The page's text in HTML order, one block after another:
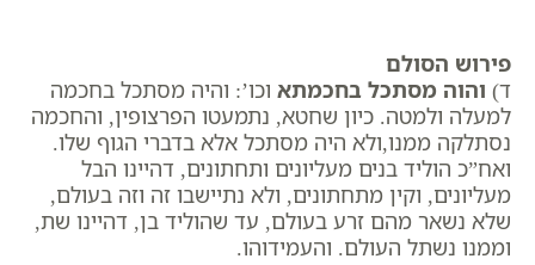
פירוש הסולם
ד) והוה מסתכל בחכמתא וכו’: והיה מסתכל בחכמה
למעלה ולמטה. כיון שחטא, נתמעטו הפרצופין, והחכמה
נסתלקה ממנו,ולא היה מסתכל אלא בדברי הגוף שלו.
ואח”כ הוליד בנים מעליונים ותחתונים, דהיינו הבל
מעליונים, וקין מתחתונים, ולא נתיישבו זה וזה בעולם,
שלא נשאר מהם זרע בעולם, עד שהוליד בן, דהיינו שת,
וממנו נשתל העולם. והעמידוהו.